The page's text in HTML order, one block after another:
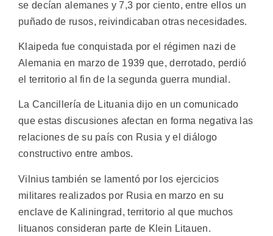
se decían alemanes y 7,3 por ciento, entre ellos un
puñado de rusos, reivindicaban otras necesidades.
Klaipeda fue conquistada por el régimen nazi de
Alemania en marzo de 1939 que, derrotado, perdió
el territorio al fin de la segunda guerra mundial.
La Cancillería de Lituania dijo en un comunicado
que estas discusiones afectan en forma negativa las
relaciones de su país con Rusia y el diálogo
constructivo entre ambos.
Vilnius también se lamentó por los ejercicios
militares realizados por Rusia en marzo en su
enclave de Kaliningrad, territorio al que muchos
lituanos consideran parte de Klein Litauen.